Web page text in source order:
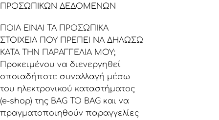
ΠΡΟΣΩΠΙΚΩΝ ΔΕΔΟΜΕΝΩΝ
ΠΟΙΑ ΕΙΝΑΙ ΤΑ ΠΡΟΣΩΠΙΚΑ
ΣΤΟΙΧΕΙΑ ΠΟΥ ΠΡΕΠΕΙ ΝΑ ΔΗΛΩΣΩ
ΚΑΤΑ ΤΗΝ ΠΑΡΑΓΓΕΛΙΑ ΜΟΥ;
Προκειμένου να διενεργηθεί
οποιαδήποτε συναλλαγή μέσω
του ηλεκτρονικού καταστήματος
(e-shop) της BAG TO BAG και να
πραγματοποιηθούν παραγγελίες